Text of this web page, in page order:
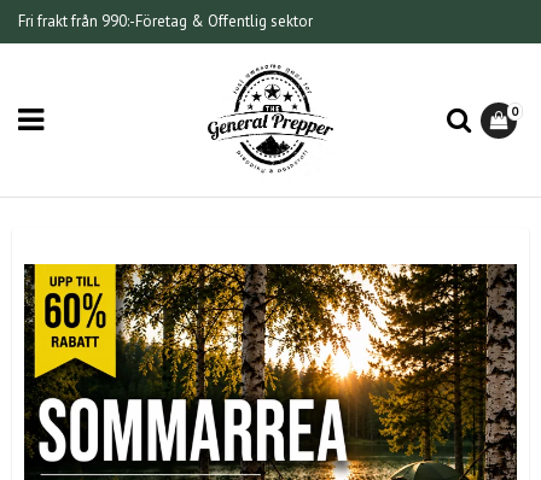
Fri frakt från 990:-Företag & Offentlig sektor
0